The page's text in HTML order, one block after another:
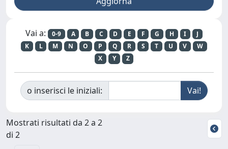
Vai a: 0-9 A B C D E F G H I
J
K
L M N O P Q R S T U V
W
X
Y Z
o inserisci le iniziali:
Mostrati risultati da 2 a 2
di 2